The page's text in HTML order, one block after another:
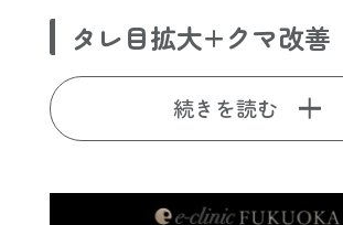
タレ目拡大+クマ改善
続きを読む